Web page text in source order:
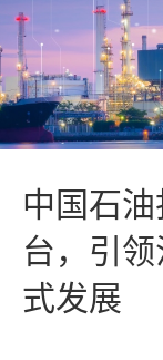
中国石
台，引
式发展